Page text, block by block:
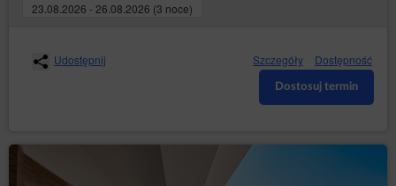
23.08.2026 - 26.08.2026 (3 noce)
Udostępnij Szczegóły Dostępność
Dostosuj termin